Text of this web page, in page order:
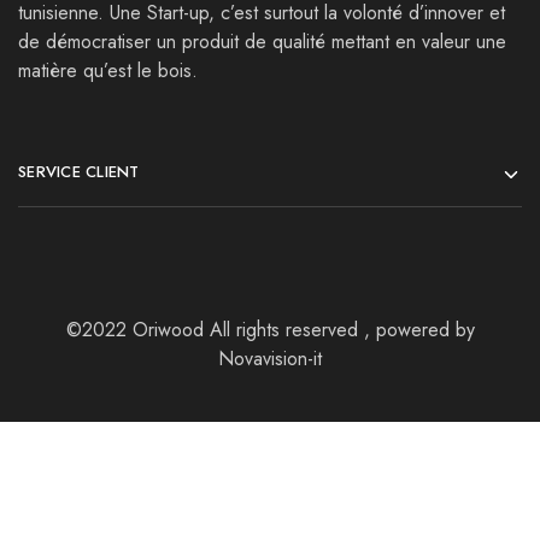
tunisienne. Une Start-up, c’est surtout la volonté d’innover et
de démocratiser un produit de qualité mettant en valeur une
matière qu’est le bois.
SERVICE CLIENT
©2022 Oriwood All rights reserved , powered by
Novavision-it